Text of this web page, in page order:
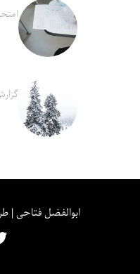
ابوالفضل فتاحی |